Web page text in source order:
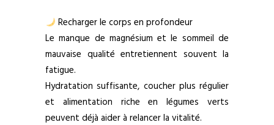
Recharger le corps en profondeur
Le manque de magnésium et le sommeil de
mauvaise qualité entretiennent souvent la
fatigue.
Hydratation suffisante, coucher plus régulier
et alimentation riche en légumes verts
peuvent déjà aider à relancer la vitalité.